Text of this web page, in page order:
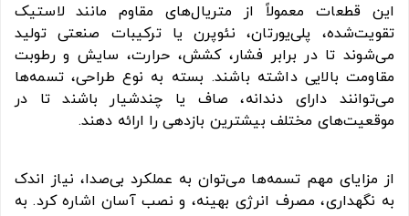
این قطعات معمولاً از متریال‌های مقاوم مانند لاستیک
تقویت‌شده، پلی‌یورتان، نئوپرن یا ترکیبات صنعتی تولید
می‌شوند تا در برابر فشار، کشش، حرارت، سایش و رطوبت
مقاومت بالایی داشته باشند. بسته به نوع طراحی، تسمه‌ها
می‌توانند دارای دندانه، صاف یا چندشیار باشند تا در
موقعیت‌های مختلف بیشترین بازدهی را ارائه دهند.
از مزایای مهم تسمه‌ها می‌توان به عملکرد بی‌صدا، نیاز اندک
به نگهداری، مصرف انرژی بهینه، و نصب آسان اشاره کرد. به